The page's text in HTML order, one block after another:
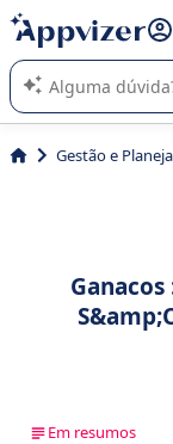
de nossa IA (várias
A IA do Appvizer o
SaaS para sua
Gestão e
Em resumos